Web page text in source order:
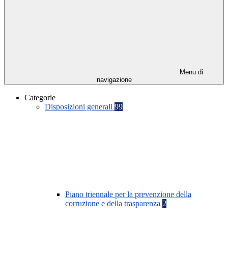
Menu di
navigazione
Categorie
Disposizioni generali 99
Piano triennale per la prevenzione della
corruzione e della trasparenza 2